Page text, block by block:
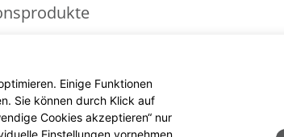
Einige Funktionen
Sie können durch Klick auf
Cookies akzeptieren“ nur
Einstellungen vornehmen.